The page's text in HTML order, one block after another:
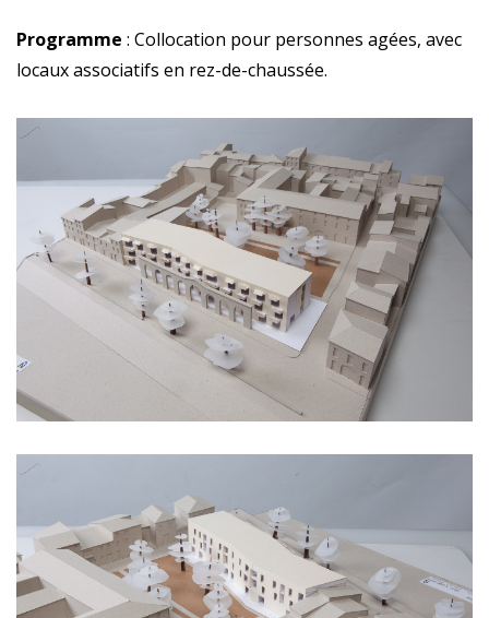
Programme : Collocation pour personnes agées, avec
locaux associatifs en rez-de-chaussée.